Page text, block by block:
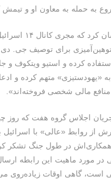
به حمله به معاون او و تیمش
این وب‌سایت
توهین‌آمیزی برای توصیف جی.
کرده و استیو ویتکوف و
«یهودستیزی» متهم کرده و
منافع مالی شخصی فروخته‌اند».
اجلاس گروه هفت که روز
از روابط «عالی» با اسرائیل
همکاری‌اش در طول جنگ تشکر
در مورد ماهیت این رابطه
گاهی اوقات زیاده‌روی